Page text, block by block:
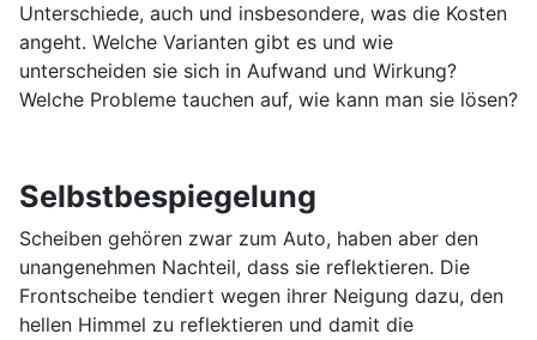
Unterschiede, auch und insbesondere, was die Kosten
angeht. Welche Varianten gibt es und wie
unterscheiden sie sich in Aufwand und Wirkung?
Welche Probleme tauchen auf, wie kann man sie lösen?
Selbstbespiegelung
Scheiben gehören zwar zum Auto, haben aber den
unangenehmen Nachteil, dass sie reflektieren. Die
Frontscheibe tendiert wegen ihrer Neigung dazu, den
hellen Himmel zu reflektieren und damit die